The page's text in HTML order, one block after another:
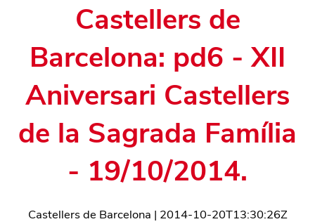
Castellers de
Barcelona: pd6 - XII
Aniversari Castellers
de la Sagrada Família
- 19/10/2014.
Castellers de Barcelona | 2014-10-20T13:30:26Z